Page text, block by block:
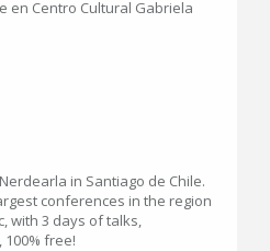
en Centro Cultural Gabriela
in Santiago de Chile.
conferences in the region
with 3 days of talks,
free!